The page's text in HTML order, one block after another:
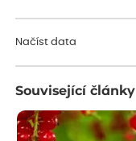
Načíst data
Související články